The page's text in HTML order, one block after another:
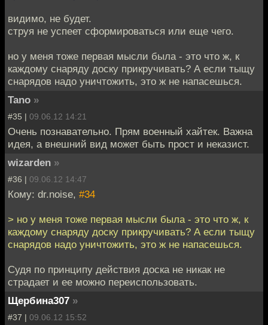
видимо, не будет.
струя не успеет сформироваться или еще чего.
но у меня тоже первая мысли была - это что ж, к
каждому снаряду доску прикручивать? А если тыщу
снарядов надо уничтожить, это ж не напасешься.
Tano »
#35 | 09.06.12 14:21
Очень познавательно. Прям военный хайтек. Важна
идея, а внешний вид может быть прост и неказист.
wizarden »
#36 | 09.06.12 14:47
Кому: dr.noise, #34
> но у меня тоже первая мысли была - это что ж, к
каждому снаряду доску прикручивать? А если тыщу
снарядов надо уничтожить, это ж не напасешься.
Судя по принципу действия доска не никак не
страдает и ее можно переиспользовать.
Щербина307 »
#37 | 09.06.12 15:52